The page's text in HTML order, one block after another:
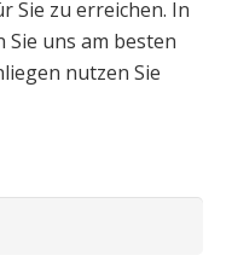
Sie zu erreichen. In
uns am besten
nutzen Sie